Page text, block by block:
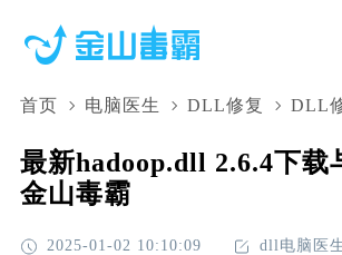
首页 电脑医生 DLL修复 DLL
最新hadoop.dll 2.6.4下载
金山毒霸
2025-01-02 10:10:09 dll电脑医